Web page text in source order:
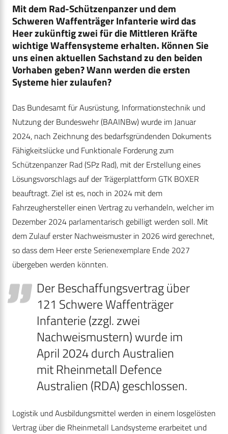
Mit dem Rad-Schützenpanzer und dem
Schweren Waffenträger Infanterie wird das
Heer zukünftig zwei für die Mittleren Kräfte
wichtige Waffensysteme erhalten. Können Sie
uns einen aktuellen Sachstand zu den beiden
Vorhaben geben? Wann werden die ersten
Systeme hier zulaufen?
Das Bundesamt für Ausrüstung, Informationstechnik und
Nutzung der Bundeswehr (BAAINBw) wurde im Januar
2024, nach Zeichnung des bedarfsgründenden Dokuments
Fähigkeitslücke und Funktionale Forderung zum
Schützenpanzer Rad (SPz Rad), mit der Erstellung eines
Lösungsvorschlags auf der Trägerplattform GTK BOXER
beauftragt. Ziel ist es, noch in 2024 mit dem
Fahrzeughersteller einen Vertrag zu verhandeln, welcher im
Dezember 2024 parlamentarisch gebilligt werden soll. Mit
dem Zulauf erster Nachweismuster in 2026 wird gerechnet,
so dass dem Heer erste Serienexemplare Ende 2027
übergeben werden könnten.
Der Beschaffungsvertrag über
121 Schwere Waffenträger
Infanterie (zzgl. zwei
Nachweismustern) wurde im
April 2024 durch Australien
mit Rheinmetall Defence
Australien (RDA) geschlossen.
Logistik und Ausbildungsmittel werden in einem losgelösten
Vertrag über die Rheinmetall Landsysteme erarbeitet und